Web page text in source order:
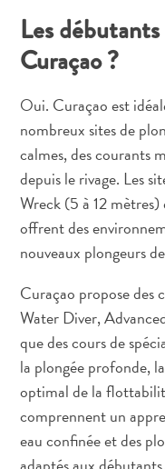
Blue
Wave
Blogs
Activités
Adapté
aux
familles
Culture
&
Mises
à
jour
Planifiez
votre
voyage
Plongée
The
Les
Curaçao ?
Oui. Curaçao est
nombreux sites de
calmes, des courants
depuis le rivage. Les
Wreck (5 à 12
offrent des
nouveaux plongeurs
Curaçao propose
Water Diver,
que des cours de
la plongée profonde,
optimal de la
comprennent un
eau confinée et des